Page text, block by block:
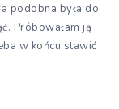
podobna była do
Próbowałam ją
w końcu stawić